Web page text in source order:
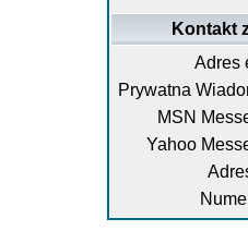
Kontakt
Adres
Prywatna
MSN
Yahoo